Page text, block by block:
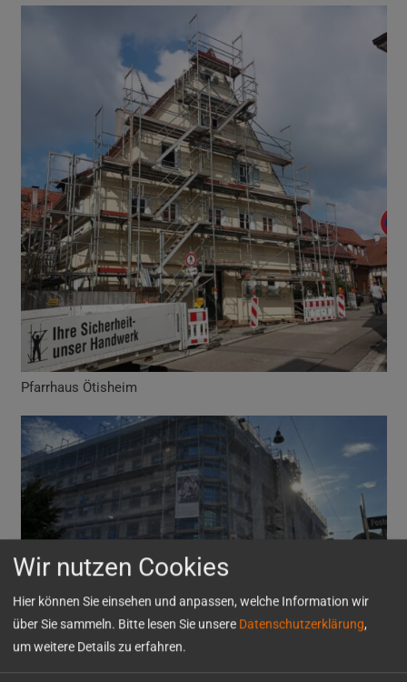
Pfarrhaus Ötisheim
Wir nutzen Cookies
Hier können Sie einsehen und anpassen, welche Information wir
über Sie sammeln. Bitte lesen Sie unsere Datenschutzerklärung,
um weitere Details zu erfahren.